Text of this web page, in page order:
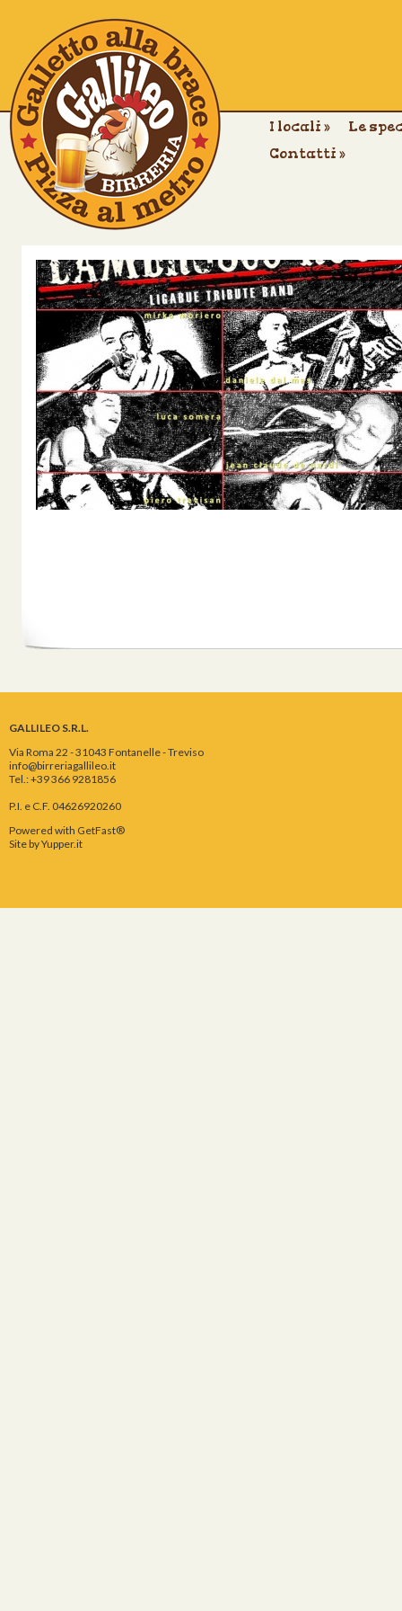
I locali »
Le
Contatti »
GALLILEO S.R.L.
Via Roma 22 - 31043 Fontanelle - Treviso
info@birreriagallileo.it
Tel.: +39 366 9281856
P.I. e C.F. 04626920260
Powered with GetFast®
Site byYupper.it